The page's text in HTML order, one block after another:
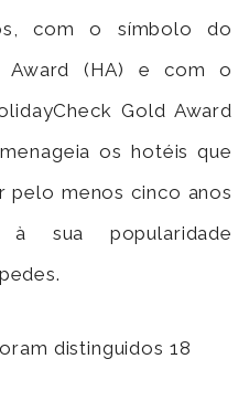
com o símbolo do
Award (HA) e com o
Gold Award
os hotéis que
pelo menos cinco anos
à sua popularidade
distinguidos 18